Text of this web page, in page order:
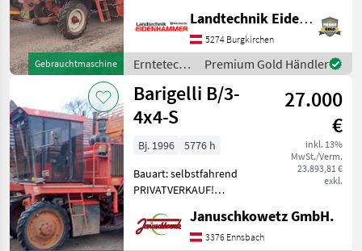
Gebrauchtmaschine
Maschine ist im guten
zustand -Bereifung: 9.5R36
8.00-20 +++STANDORT
BURGKIRCHE
Landtechnik Eidenhammer GmbH
5274 Burgkirchen
Erntetechnik
Ackerbau /
Italo
Svizzera
Premium Gold Händler
Barigelli B/3-
4x4-S
27.000
€
inkl. 13%
MwSt./Verm.
23.893,81 €
exkl.
Bj. 1996
5776 h
Bauart: selbstfahrend
PRIVATVERKAUF!
4x4-S 192kW/261PS
Betr.Std.: 5776 Baujahr:
Januschkowetz GmbH.
3376 Ennsbach